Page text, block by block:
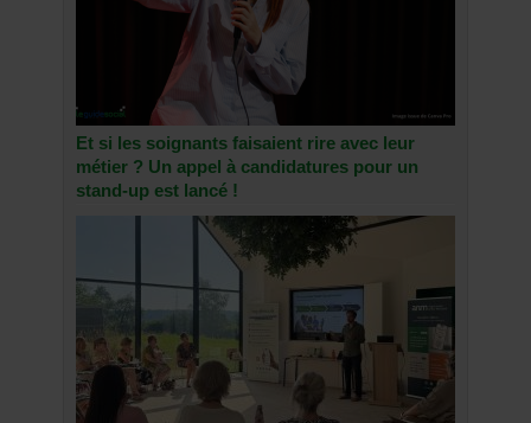
Et si les soignants faisaient rire avec leur
métier ? Un appel à candidatures pour un
stand-up est lancé !